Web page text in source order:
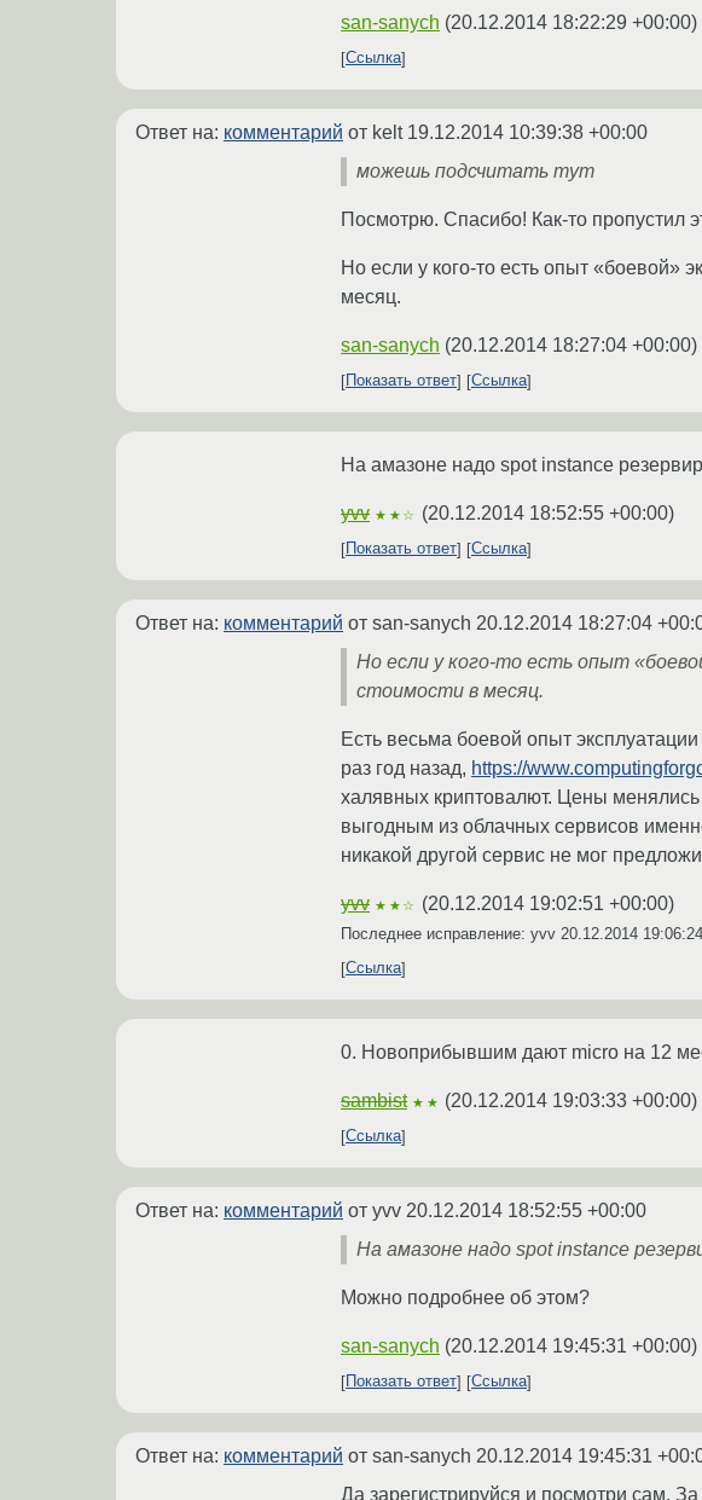
san-sanych (20.12.2014 18:22:29 +00:00)
Ссылка
Ответ на: комментарий от kelt 19.12.2014 10:39:38 +00:00
можешь подсчитать тут
Посмотрю. Спасибо! Как-то пропустил
Но если у кого-то есть опыт «боевой»
месяц.
san-sanych (20.12.2014 18:27:04 +00:00)
Показать ответ
Ссылка
На амазоне надо spot instance
yvv ★★☆ (20.12.2014 18:52:55 +00:00)
Показать ответ Ссылка
Ответ на: комментарий от san-sanych 20.12.2014 18:27:04
Но если у кого-то есть опыт
стоимости в месяц.
Есть весьма боевой опыт
раз год назад, https://
халявных криптовалют. Цены
выгодным из облачных сервисов
никакой другой сервис не мог
yvv ★★☆ (20.12.2014 19:02:51 +00:00)
Последнее исправление: yvv 20.12.2014
Ссылка
0. Новоприбывшим дают micro на 12
sambist ★★ (20.12.2014 19:03:33 +00:00)
Ссылка
Ответ на: комментарий от yvv 20.12.2014 18:52:55 +00:00
На амазоне надо spot instance
Можно подробнее об этом?
san-sanych (20.12.2014 19:45:31 +00:00)
Показать ответ
Ссылка
Ответ на: комментарий от san-sanych 20.12.2014 19:45:31
Да зарегистрируйся и посмотри сам.